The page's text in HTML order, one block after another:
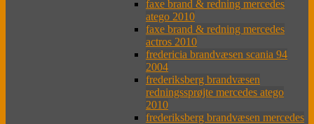
faxe brand & redning mercedes
atego 2010
faxe brand & redning mercedes
actros 2010
fredericia brandvæsen scania 94
2004
frederiksberg brandvæsen
redningssprøjte mercedes atego
2010
frederiksberg brandvæsen mercedes